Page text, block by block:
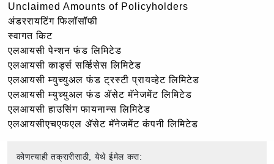
Unclaimed Amounts of Policyholders
अंडररायटिंग फिलॉसॉफी
स्वागत किट
एलआयसी पेन्शन फंड लिमिटेड
एलआयसी कार्ड्स सर्व्हिसेस लिमिटेड
एलआयसी म्युच्युअल फंड ट्रस्टी प्रायव्हेट लिमिटेड
एलआयसी म्युच्युअल फंड ॲसेट मॅनेजमेंट लिमिटेड
एलआयसी हाउसिंग फायनान्स लिमिटेड
एलआयसीएचएफएल ॲसेट मॅनेजमेंट कंपनी लिमिटेड
कोणत्याही तक्रारीसाठी, येथे ईमेल करा: